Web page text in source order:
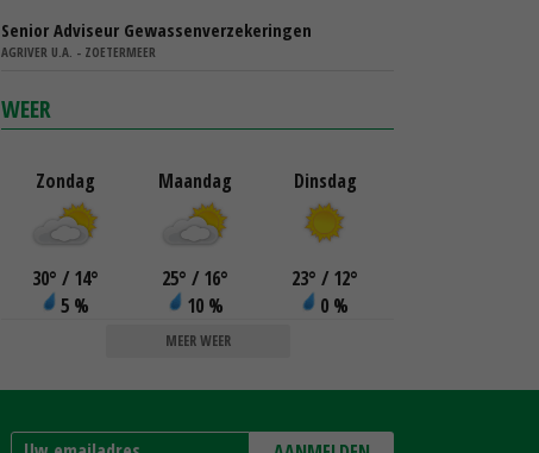
Senior Adviseur Gewassenverzekeringen
AGRIVER U.A. - ZOETERMEER
WEER
Zondag
30° / 14°
5 %
Maandag
25° / 16°
10 %
Dinsdag
23° / 12°
0 %
MEER WEER